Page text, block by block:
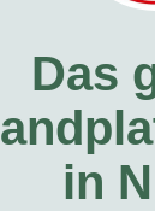
Das
in